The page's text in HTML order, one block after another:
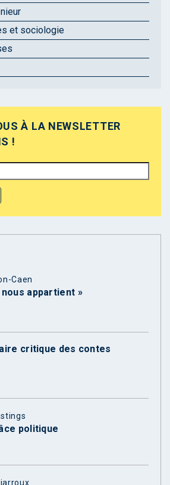
et sociologie
À LA NEWSLETTER
!
Caen
nous appartient »
critique des contes
politique